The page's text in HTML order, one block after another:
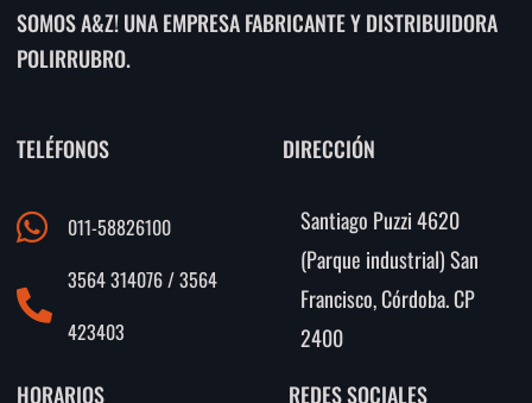
SOMOS A&Z! UNA EMPRESA FABRICANTE Y DISTRIBUIDORA
POLIRRUBRO.
TELÉFONOS
011-58826100
3564 314076 / 3564
423403
DIRECCIÓN
Santiago Puzzi 4620
(Parque industrial) San
Francisco, Córdoba. CP
2400
HORARIOS
REDES SOCIALES